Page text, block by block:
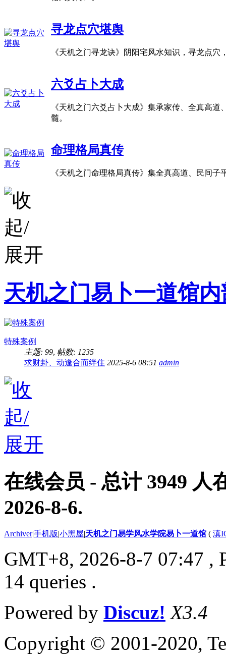
寻龙点穴堪舆
《天机之门寻龙诀》阴阳宅风水知识，寻龙点穴
六爻占卜大成
《天机之门六爻占卜大成》集承家传、全真高道
髓。
命理格局真传
《天机之门命理格局真传》集全真高道、民间子
天机之门易卜一道馆
特殊案例
主题: 99, 帖数: 1235
求财卦、动逢合而绊住 2025-8-6 08:51 admin
在线会员 - 总计 3949 人
2026-8-6.
Archiver|手机版|小黑屋|天机之门易学风水学院易卜一道馆 ( 滇
GMT+8, 2026-8-7 07:47 ,
14 queries .
Powered by Discuz! X3.4
Copyright © 2001-2020,